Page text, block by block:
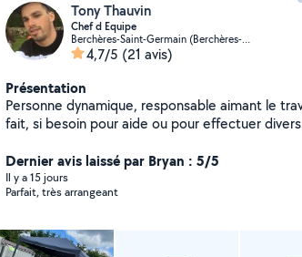
Tony Thauvin
Chef d Equipe
Berchères-Saint-Germain (Berchères-Saint-Germain)
4,7/5 (21 avis)
Présentation
Personne dynamique, responsable aimant le
fait, si besoin pour aide ou pour effectuer divers
bordure , tondeuse coupe bordure tout
ponceuse et mélangeur élec Envoyer moi un
Dernier avis laissé par Bryan : 5/5
Il y a 15 jours
Parfait, très arrangeant